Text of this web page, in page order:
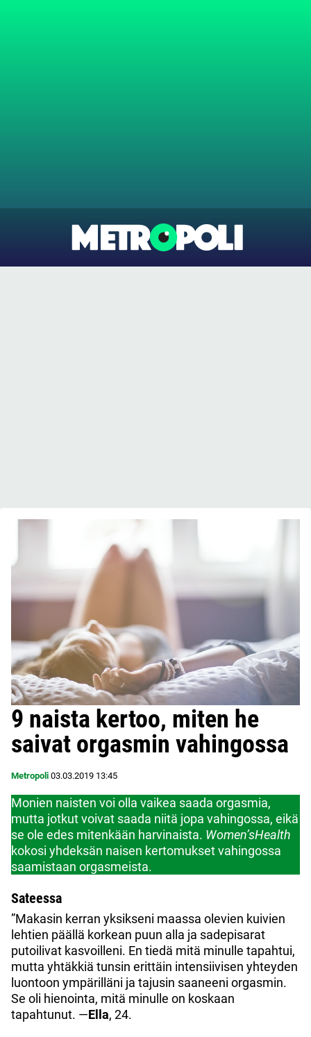
9 naista kertoo, miten he
saivat orgasmin vahingossa
Metropoli 03.03.2019 13:45
Monien naisten voi olla vaikea saada orgasmia,
mutta jotkut voivat saada niitä jopa vahingossa, eikä
se ole edes mitenkään harvinaista. Women’sHealth
kokosi yhdeksän naisen kertomukset vahingossa
saamistaan orgasmeista.
Sateessa
”Makasin kerran yksikseni maassa olevien kuivien
lehtien päällä korkean puun alla ja sadepisarat
putoilivat kasvoilleni. En tiedä mitä minulle tapahtui,
mutta yhtäkkiä tunsin erittäin intensiivisen yhteyden
luontoon ympärilläni ja tajusin saaneeni orgasmin.
Se oli hienointa, mitä minulle on koskaan
tapahtunut. —Ella, 24.